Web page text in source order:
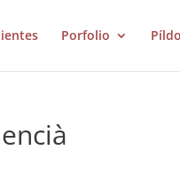
Porfolio